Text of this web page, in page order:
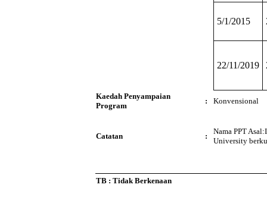
5/1/2015
22/11/2019
Kaedah Penyampaian
Program
: Konvensional
Catatan :
Nama PPT
University
TB : Tidak Berkenaan